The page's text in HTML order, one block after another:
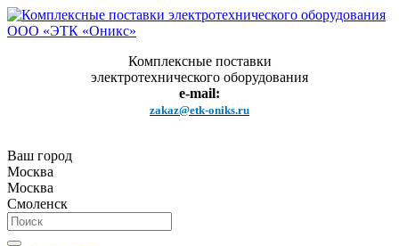
Комплексные поставки
электротехнического оборудования
e-mail:
zakaz@etk-oniks.ru
Ваш город
Москва
Москва
Смоленск